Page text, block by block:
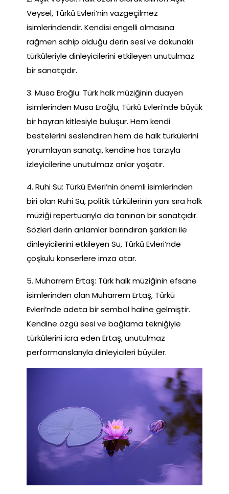
Veysel, Türkü Evleri’nin vazgeçilmez
isimlerindendir. Kendisi engelli olmasına
rağmen sahip olduğu derin sesi ve dokunaklı
türküleriyle dinleyicilerini etkileyen unutulmaz
bir sanatçıdır.
3. Musa Eroğlu: Türk halk müziğinin duayen
isimlerinden Musa Eroğlu, Türkü Evleri’nde büyük
bir hayran kitlesiyle buluşur. Hem kendi
bestelerini seslendiren hem de halk türkülerini
yorumlayan sanatçı, kendine has tarzıyla
izleyicilerine unutulmaz anlar yaşatır.
4. Ruhi Su: Türkü Evleri’nin önemli isimlerinden
biri olan Ruhi Su, politik türkülerinin yanı sıra halk
müziği repertuarıyla da tanınan bir sanatçıdır.
Sözleri derin anlamlar barındıran şarkıları ile
dinleyicilerini etkileyen Su, Türkü Evleri’nde
çoşkulu konserlere imza atar.
5. Muharrem Ertaş: Türk halk müziğinin efsane
isimlerinden olan Muharrem Ertaş, Türkü
Evleri’nde adeta bir sembol haline gelmiştir.
Kendine özgü sesi ve bağlama tekniğiyle
türkülerini icra eden Ertaş, unutulmaz
performanslarıyla dinleyicileri büyüler.